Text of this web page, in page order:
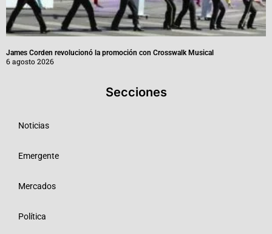
James Corden revolucionó la promoción con Crosswalk Musical
6 agosto 2026
Secciones
Noticias
Emergente
Mercados
Política